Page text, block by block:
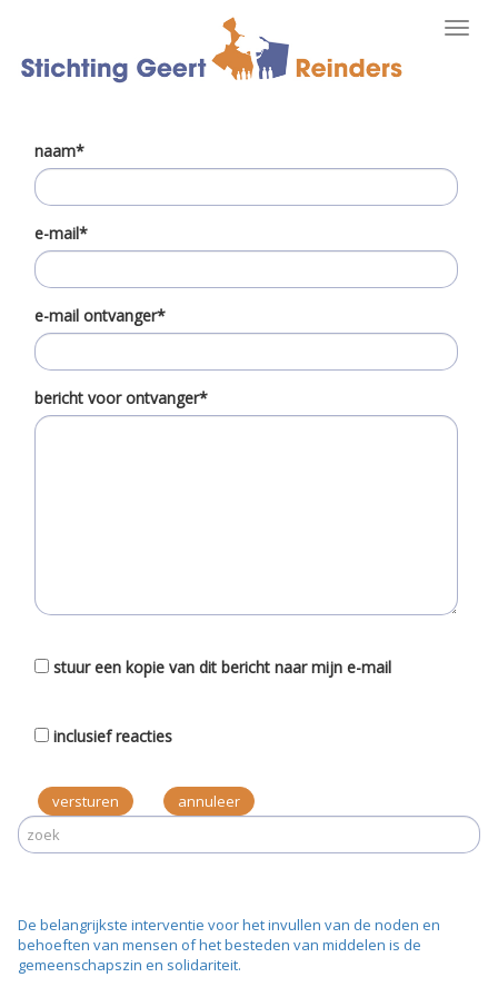
naam*
e-mail*
e-mail ontvanger*
bericht voor ontvanger*
stuur een kopie van dit bericht naar mijn e-mail
inclusief reacties
versturen
De belangrijkste interventie voor het invullen van de noden en
behoeften van mensen of het besteden van middelen is de
gemeenschapszin en solidariteit.